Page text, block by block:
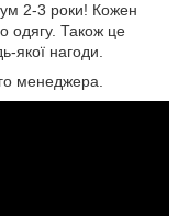
2-3 роки! Кожен
одягу. Також це
якої нагоди.
менеджера.